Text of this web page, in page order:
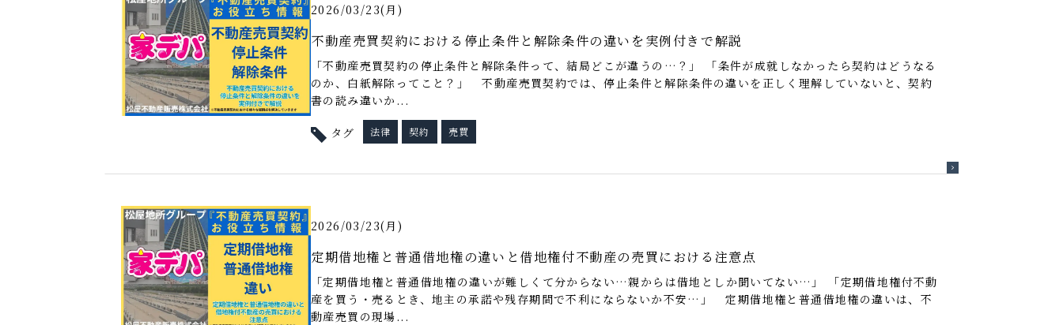
2026/03/23(月)
不動産売買契約における停止条件と解除条件の違いを実例付きで解説
「不動産売買契約の停止条件と解除条件って、結局どこが違うの…？」 「条件が成就しなかったら契約はどうなる
のか、白紙解除ってこと？」 不動産売買契約では、停止条件と解除条件の違いを正しく理解していないと、契約
書の読み違いか...
タグ 法律 契約 売買
2026/03/23(月)
定期借地権と普通借地権の違いと借地権付不動産の売買における注意点
「定期借地権と普通借地権の違いが難しくて分からない…親からは借地としか聞いてない…」 「定期借地権付不動
産を買う・売るとき、地主の承諾や残存期間で不利にならないか不安…」 定期借地権と普通借地権の違いは、不
動産売買の現場...